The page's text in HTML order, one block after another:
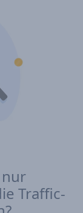
nur
Traffic-